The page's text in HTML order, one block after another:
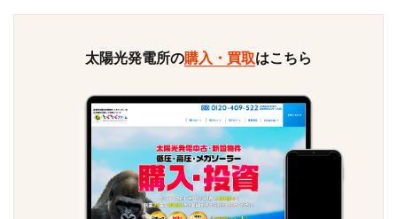
太陽光発電所の購入・買取はこちら